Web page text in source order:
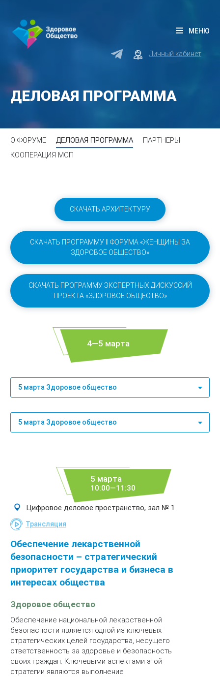
Личный кабинет
МЕНЮ
ДЕЛОВАЯ ПРОГРАММА
О ФОРУМЕ ДЕЛОВАЯ ПРОГРАММА
ПАРТНЕРЫ
КООПЕРАЦИЯ МСП
СКАЧАТЬ АРХИТЕКТУРУ
СКАЧАТЬ ПРОГРАММУ II ФОРУМА «ЖЕНЩИНЫ ЗА
ЗДОРОВОЕ ОБЩЕСТВО»
СКАЧАТЬ ПРОГРАММУ ЭКСПЕРТНЫХ ДИСКУССИЙ
ПРОЕКТА «ЗДОРОВОЕ ОБЩЕСТВО»
4—5 марта
5 марта Здоровое общество
5 марта Здоровое общество
5 марта
10:00—11:30
Цифровое деловое пространство, зал № 1
Трансляция
Обеспечение лекарственной
безопасности – стратегический
приоритет государства и бизнеса в
интересах общества
Здоровое общество
Обеспечение национальной лекарственной
безопасности является одной из ключевых
стратегических целей государства, несущего
ответственность за здоровье и безопасность
своих граждан. Ключевыми аспектами этой
стратегии являются выполнение